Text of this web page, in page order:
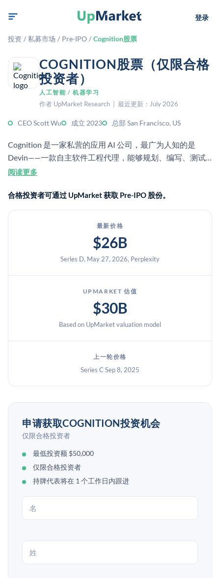
登录
投资 / 私募市场 / Pre-IPO / Cognition股票
COGNITION股票（仅限合格
投资者）
人工智能 / 机器学习
作者 UpMarket Research | 最近更新：July 2026
CEO Scott Wu 成立 2023 总部 San Francisco, US
Cognition 是一家私营的应用 AI 公司，最广为人知的是
Devin——一款自主软件工程代理，能够规划、编写、测试
并交付代码。该公司面向企业软件团队，并将 Devin 定位为
阅读更多
合格投资者可通过 UpMarket 获取 Pre-IPO 股份。
最新价格
$26B
Series D, May 27, 2026, Perplexity
UPMARKET 估值
$30B
Based on UpMarket valuation model
上一轮价格
Series C Sep 8, 2025
申请获取COGNITION投资机会
仅限合格投资者
最低投资额 $50,000
仅限合格投资者
持牌代表将在 1 个工作日内跟进